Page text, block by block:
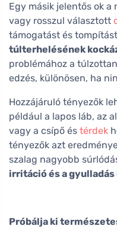
Egy másik jelentős ok
vagy rosszul választott
támogatást és
túlterhelésének
problémához a
edzés, különösen, ha
Hozzájáruló tényezők
például a lapos láb, az
vagy a csípő és térdek
tényezők azt
szalag nagyobb
irritáció és a
Próbálja ki